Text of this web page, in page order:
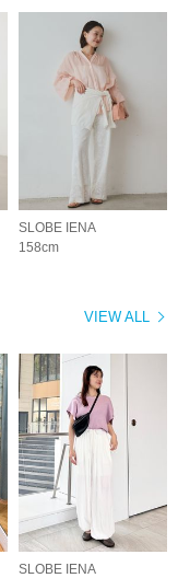
SLOBE IENA
158cm
VIEW ALL
SLOBE IENA